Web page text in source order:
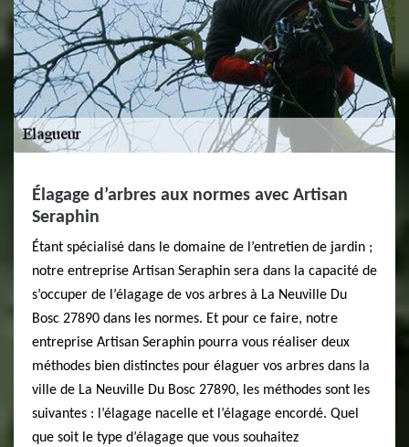
Élagage d’arbres aux normes avec Artisan
Seraphin
Étant spécialisé dans le domaine de l’entretien de jardin ;
notre entreprise Artisan Seraphin sera dans la capacité de
s’occuper de l’élagage de vos arbres à La Neuville Du
Bosc 27890 dans les normes. Et pour ce faire, notre
entreprise Artisan Seraphin pourra vous réaliser deux
méthodes bien distinctes pour élaguer vos arbres dans la
ville de La Neuville Du Bosc 27890, les méthodes sont les
suivantes : l’élagage nacelle et l’élagage encordé. Quel
que soit le type d’élagage que vous souhaitez